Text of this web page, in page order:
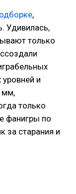
,
Удивилась,
только
и
мм,
только
фанигры по
за старания и